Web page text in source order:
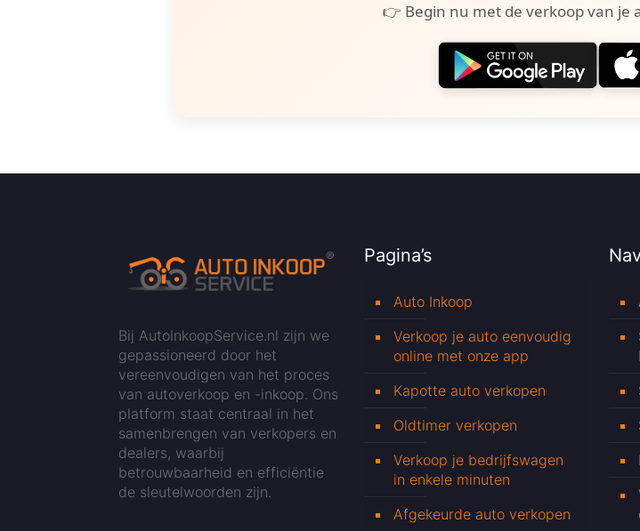
👉 Begin nu met de verkoop van je
Bij AutoInkoopService.nl zijn we
gepassioneerd door het
vereenvoudigen van het proces
van autoverkoop en -inkoop. Ons
platform staat centraal in het
samenbrengen van verkopers en
dealers, waarbij
betrouwbaarheid en efficiëntie
de sleutelwoorden zijn.
Pagina’s
Auto Inkoop
Verkoop je auto eenvoudig
online met onze app
Kapotte auto verkopen
Oldtimer verkopen
Verkoop je bedrijfswagen
in enkele minuten
Afgekeurde auto verkopen